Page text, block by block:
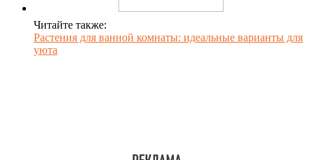
Читайте также:
Растения для ванной комнаты: идеальные варианты для
уюта